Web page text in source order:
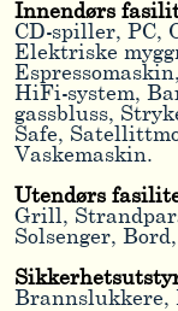
Innendørs
CD-spiller, PC,
Elektriske
HiFi-system,
gassbluss,
Safe,
Vaskemaskin.
Utendørs
Grill,
Solsenger,
Brannslukkere,